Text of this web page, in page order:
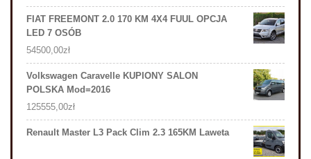
FIAT FREEMONT 2.0 170 KM 4X4 FUUL OPCJA
LED 7 OSÓB
54500,00zł
Volkswagen Caravelle KUPIONY SALON
POLSKA Mod=2016
125555,00zł
Renault Master L3 Pack Clim 2.3 165KM Laweta